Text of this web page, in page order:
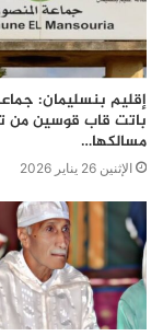
إقليم بنسليمان:
باتت قاب قوسين من
مسالكها…
الإثنين 26 يناير 2026